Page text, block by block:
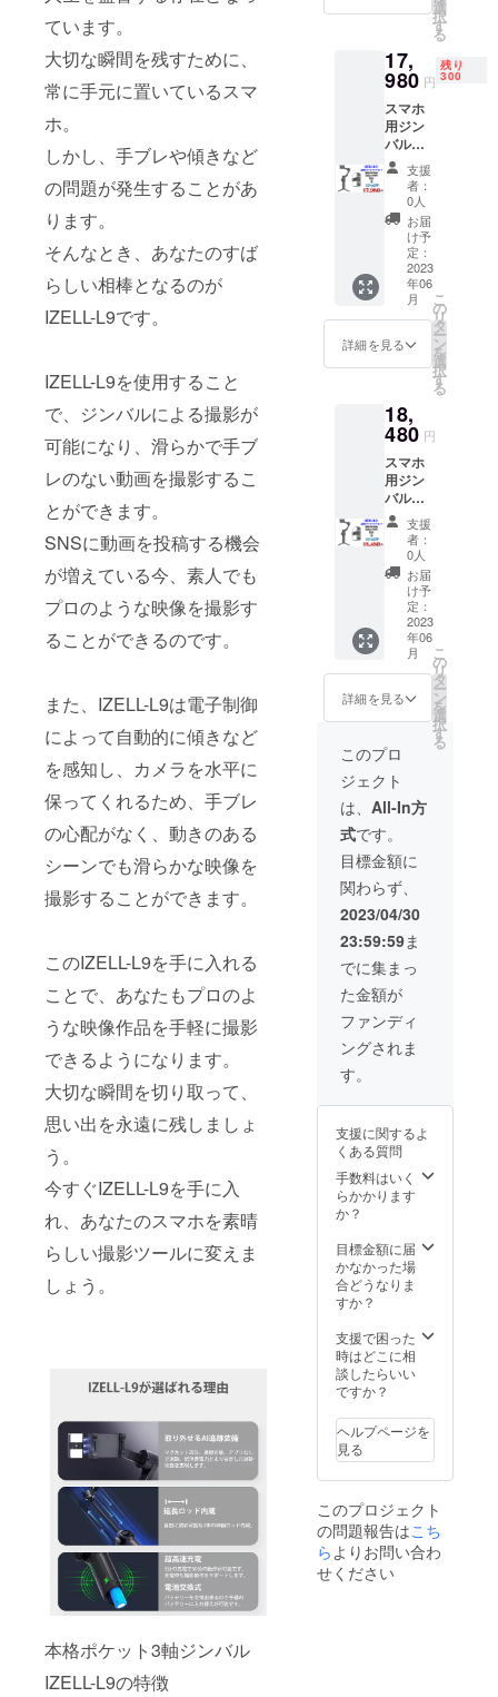
ています。
大切な瞬間を残すために、
常に手元に置いているスマ
ホ。
しかし、手ブレや傾きなど
の問題が発生することがあ
ります。
そんなとき、あなたのすば
らしい相棒となるのが
IZELL-L9です。
IZELL-L9を使用すること
で、ジンバルによる撮影が
可能になり、滑らかで手ブ
レのない動画を撮影するこ
とができます。
SNSに動画を投稿する機会
が増えている今、素人でも
プロのような映像を撮影す
ることができるのです。
また、IZELL-L9は電子制御
によって自動的に傾きなど
を感知し、カメラを水平に
保ってくれるため、手ブレ
の心配がなく、動きのある
シーンでも滑らかな映像を
撮影することができます。
このIZELL-L9を手に入れる
ことで、あなたもプロのよ
うな映像作品を手軽に撮影
できるようになります。
大切な瞬間を切り取って、
思い出を永遠に残しましょ
う。
今すぐIZELL-L9を手に入
れ、あなたのスマホを素晴
らしい撮影ツールに変えま
しょう。
本格ポケット3軸ジンバル
IZELL-L9の特徴
合等に
より出
が遅れ
る場合
があり
ます。
量産効
率が向
上した
場合、
正規販
売価格
が販売
予定価
格より
下がる
す。 並
行輸入
生する
可能性
があり
ます。
個人輸
入及び
販路に
よって
は防ぐ
ことが
できな
い可能
る点、
ご了承
す。
予定価
格の
34％OF
F！
（セッ
ト内
容） ・
ポケッ
ト3軸ジ
ンバル
IZELL-
L9×1 ・
AI追
跡、
LEDラ
イト×1
・Type-
Cケーブ
脚×1 ・
日本語
ザーマ
ニュア
ル×1 ※
ご注文
状況、
使用部
材の供
給状
況、製
造工程
上の都
合等に
より出
荷時期
があり
量産効
率が向
場合、
正規販
売価格
が販売
予定価
下がる
可能性
いま
す。 並
品が発
があり
ます。
個人輸
入及び
販路に
よって
できな
い可能
性があ
願いま
す。
選
択
す
る
17,
980 円
残り
300
スマホ
用ジン
バル
IZELL-
L9＆追
跡ア
タッチ
メント
セッ
ト 1台
先着300
名様限
定 販売
予定価
格 税込
予定価
格の
32％OF
F！
（セッ
ト内
容） ・
ポケッ
ト3軸ジ
ンバル
IZELL-
L9×1 ・
AI追
跡、
LEDラ
イト×1
・Type-
Cケーブ
ミニ三
日本語
ユー
ザーマ
ニュア
ル×1 ※
ご注文
状況、
使用部
給状
況、製
造工程
上の都
合等に
より出
荷時期
があり
ます。
量産効
率が向
上した
場合、
が販売
予定価
格より
もござ
いま
す。 並
行輸入
生する
可能性
があり
ます。
入及び
販路に
よって
は防ぐ
ことが
支援
者：
0人
お届
け予
定：
2023
年06
月
詳細を見る
こ
の
リ
タ
ー
ン
を
選
択
す
る
18,
480 円
スマホ
用ジン
バル
IZELL-
L9＆追
跡ア
タッチ
メント
セッ
ト 1台
販売予
定価格
税込
26400
円 販売
格の
30％OF
F！
（セッ
ト内
容） ・
ポケッ
ト3軸ジ
ンバル
IZELL-
L9×1 ・
AI追
跡、
LEDラ
イト×1
・Type-
Cケーブ
ル×1 ・
日本語
ザーマ
ニュア
ル×1 ※
ご注文
材の供
給状
況、製
合等に
より出
荷時期
が遅れ
があり
ます。
量産効
率が向
場合、
正規販
売価格
が販売
予定価
支援
者：
0人
お届
け予
定：
2023
年06
月
詳細を見る
こ
の
リ
タ
ー
ン
を
選
択
す
る
このプロ
ジェクト
は、 All-In方
式です。
目標金額に
関わらず、
2023/04/30
23:59:59ま
でに集まっ
た金額が
ファンディ
ングされま
す。
支援に関するよ
くある質問
手数料はいく
らかかります
か？
目標金額に届
かなかった場
合どうなりま
すか？
支援で困った
時はどこに相
談したらいい
ですか？
ヘルプページを
見る
このプロジェクト
の問題報告はこち
らよりお問い合わ
せください